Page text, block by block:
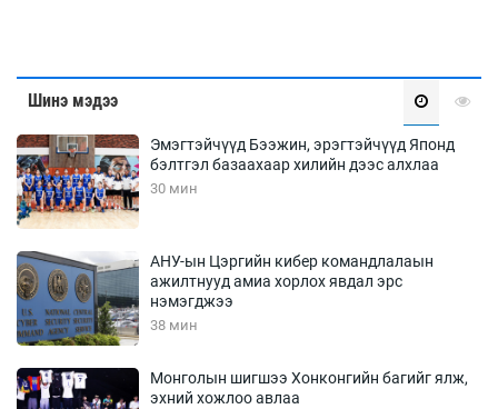
Шинэ мэдээ
Эмэгтэйчүүд Бээжин, эрэгтэйчүүд Японд
бэлтгэл базаахаар хилийн дээс алхлаа
30 мин
АНУ-ын Цэргийн кибер командлалаын
ажилтнууд амиа хорлох явдал эрс
нэмэгджээ
38 мин
Монголын шигшээ Хонконгийн багийг ялж,
эхний хожлоо авлаа